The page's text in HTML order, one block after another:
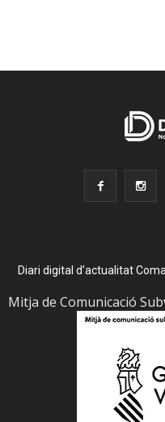
Diari digital d’actualitat
Mitja de Comunicació